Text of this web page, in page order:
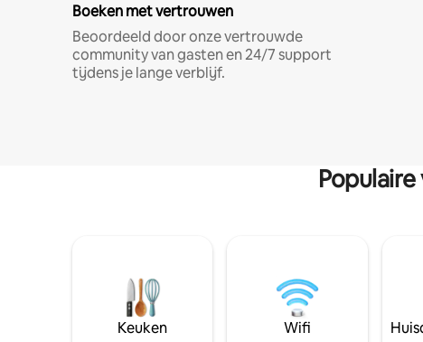
Boeken met vertrouwen
Beoordeeld door onze vertrouwde
community van gasten en 24/7 support
tijdens je lange verblijf.
Keuken Wifi